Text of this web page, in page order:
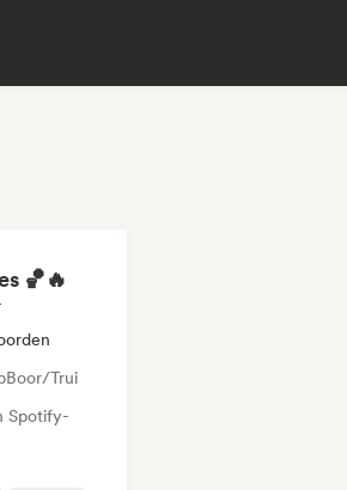
🏀🔥
Boor/Trui
Spotify-